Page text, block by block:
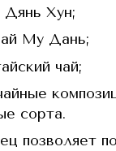
Дянь Хун;
Му Дань;
чай;
сорта.
позволяет